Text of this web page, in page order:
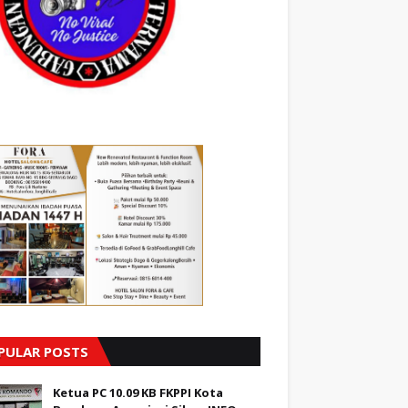
POSTS
Ketua PC 10.09 KB FKPPI Kota